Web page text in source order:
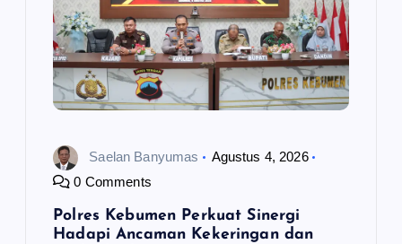
Saelan Banyumas
Agustus 4, 2026
0 Comments
Polres Kebumen Perkuat Sinergi
Hadapi Ancaman Kekeringan dan